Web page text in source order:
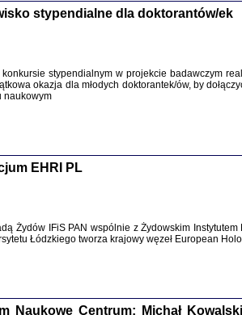
SZCZĘŚCIE
stypendialne dla doktorantów/ek
stypendialnym w projekcie badawczym
okazja dla młodych doktorantek/ów, by
naukowym
EHRI PL
Żydów IFiS PAN wspólnie z Żydowskim
Łódzkiego tworza krajowy węzeł European
Naukowe Centrum: Michał